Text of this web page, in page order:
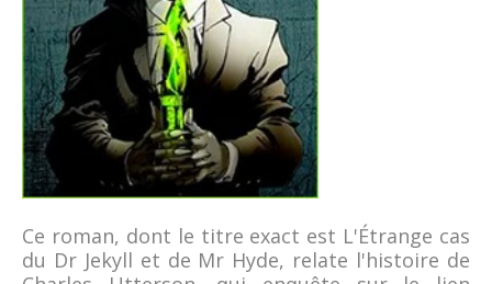
Ce roman, dont le titre exact est L'Étrange cas
du Dr Jekyll et de Mr Hyde, relate l'histoire de